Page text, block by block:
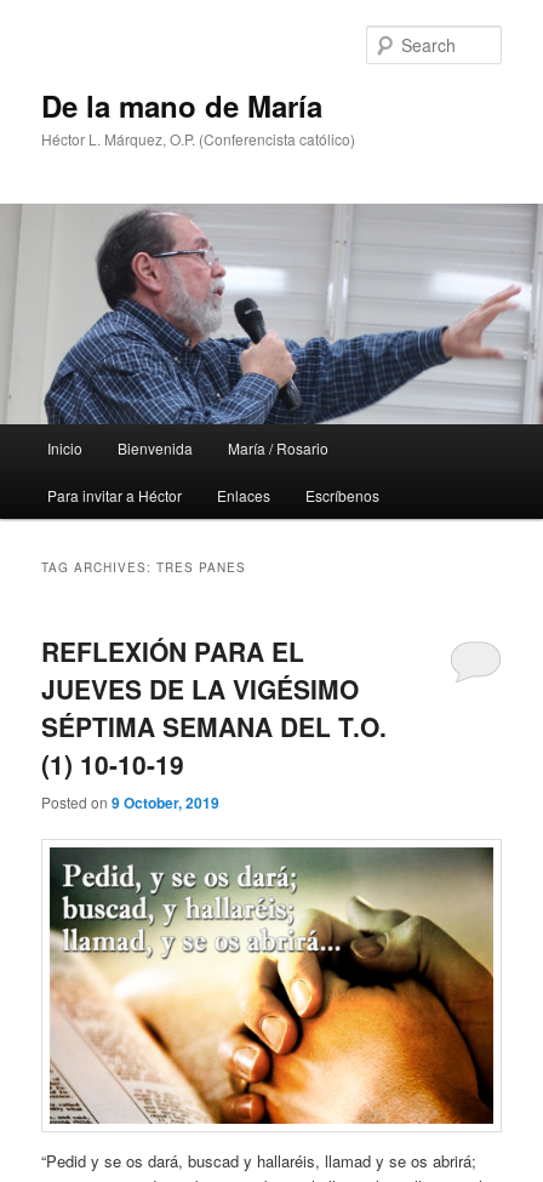
De la mano de María
Héctor L. Márquez, O.P. (Conferencista católico)
Inicio Bienvenida María / Rosario
Para invitar a Héctor Enlaces Escríbenos
TAG ARCHIVES:TRES PANES
REFLEXIÓN PARA EL
JUEVES DE LA VIGÉSIMO
SÉPTIMA SEMANA DEL T.O.
(1) 10-10-19
Posted on9 October, 2019
“Pedid y se os dará, buscad y hallaréis, llamad y se os abrirá;